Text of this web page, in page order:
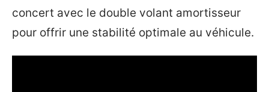
concert avec le double volant amortisseur
pour offrir une stabilité optimale au véhicule.